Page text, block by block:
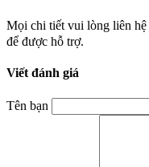
Mọi chi tiết vui lòng liên hệ
để được hỗ trợ.
Viết đánh giá
Tên bạn